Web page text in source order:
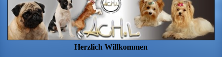
Herzlich Willkommen